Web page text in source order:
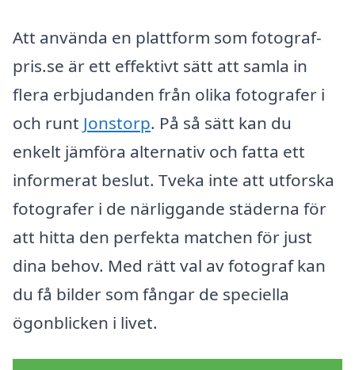
Att använda en plattform som fotograf-
pris.se är ett effektivt sätt att samla in
flera erbjudanden från olika fotografer i
och runt Jonstorp. På så sätt kan du
enkelt jämföra alternativ och fatta ett
informerat beslut. Tveka inte att utforska
fotografer i de närliggande städerna för
att hitta den perfekta matchen för just
dina behov. Med rätt val av fotograf kan
du få bilder som fångar de speciella
ögonblicken i livet.